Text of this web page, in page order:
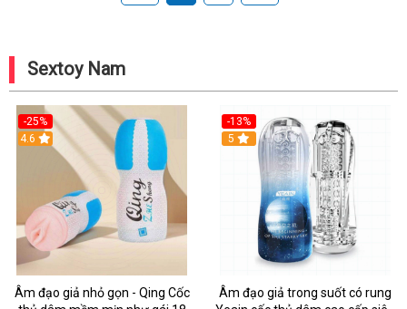
Sextoy Nam
-25%
Hot
4.6
Âm đạo giả nhỏ gọn - Qing Cốc
-13%
Hot
5
Âm đạo giả trong suốt có rung